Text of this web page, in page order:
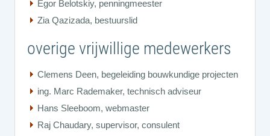
Egor Belotskiy, penningmeester
Zia Qazizada, bestuurslid
overige vrijwillige medewerkers
Clemens Deen, begeleiding bouwkundige projecten
ing. Marc Rademaker, technisch adviseur
Hans Sleeboom, webmaster
Raj Chaudary, supervisor, consulent